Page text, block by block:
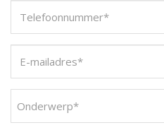
Onderwerp*